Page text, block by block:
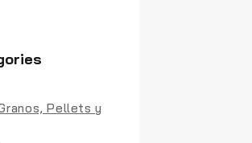
Pellets y